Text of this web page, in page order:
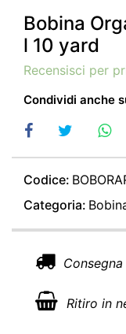
Bobina
l 10 yard
Recensisci per
Condividi anche
Codice:
Categoria:
Ritiro in